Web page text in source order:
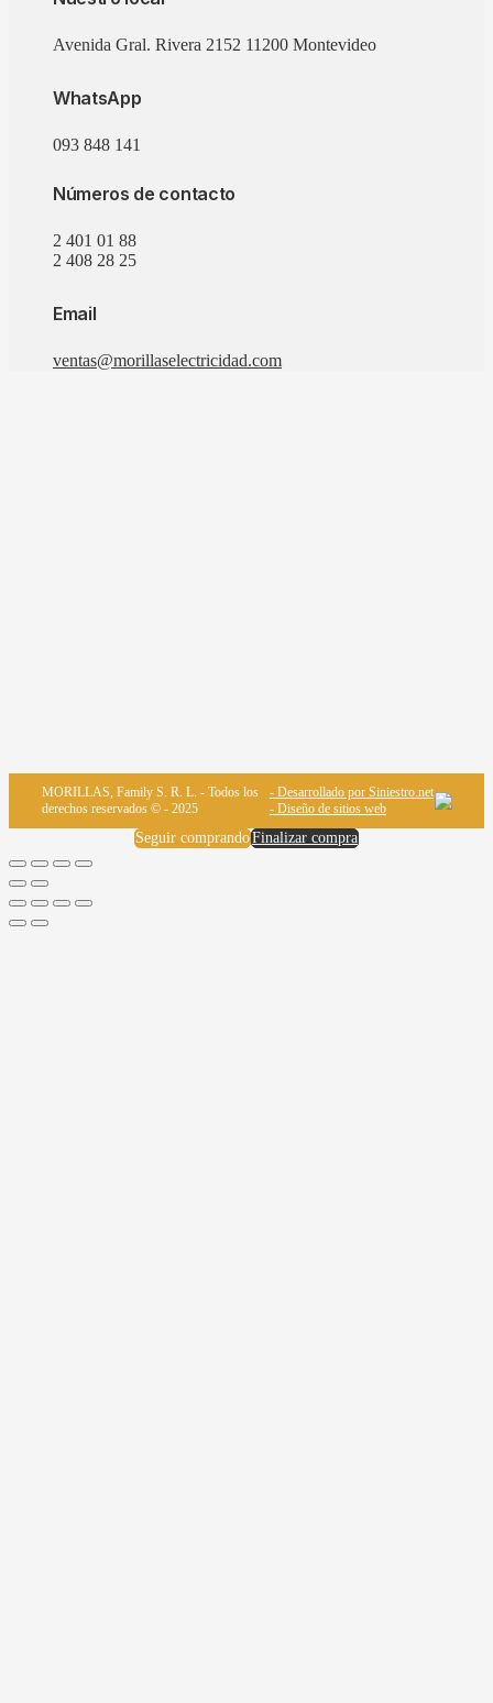
Avenida Gral. Rivera 2152 11200 Montevideo
WhatsApp
093 848 141
Números de contacto
2 401 01 88
2 408 28 25
Email
ventas@morillaselectricidad.com
MORILLAS, Family S. R. L. - Todos los
derechos reservados © - 2025
- Desarrollado por Siniestro.net
- Diseño de sitios web
Finalizar compra
Seguir comprando